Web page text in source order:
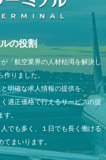
の役割
「航空業界の人材枯渇を解決し
作りました。
明確な求人情報の提供を、
適正価格で行えるサービスの提
。
でも多く、１日でも長く働ける
まいります。